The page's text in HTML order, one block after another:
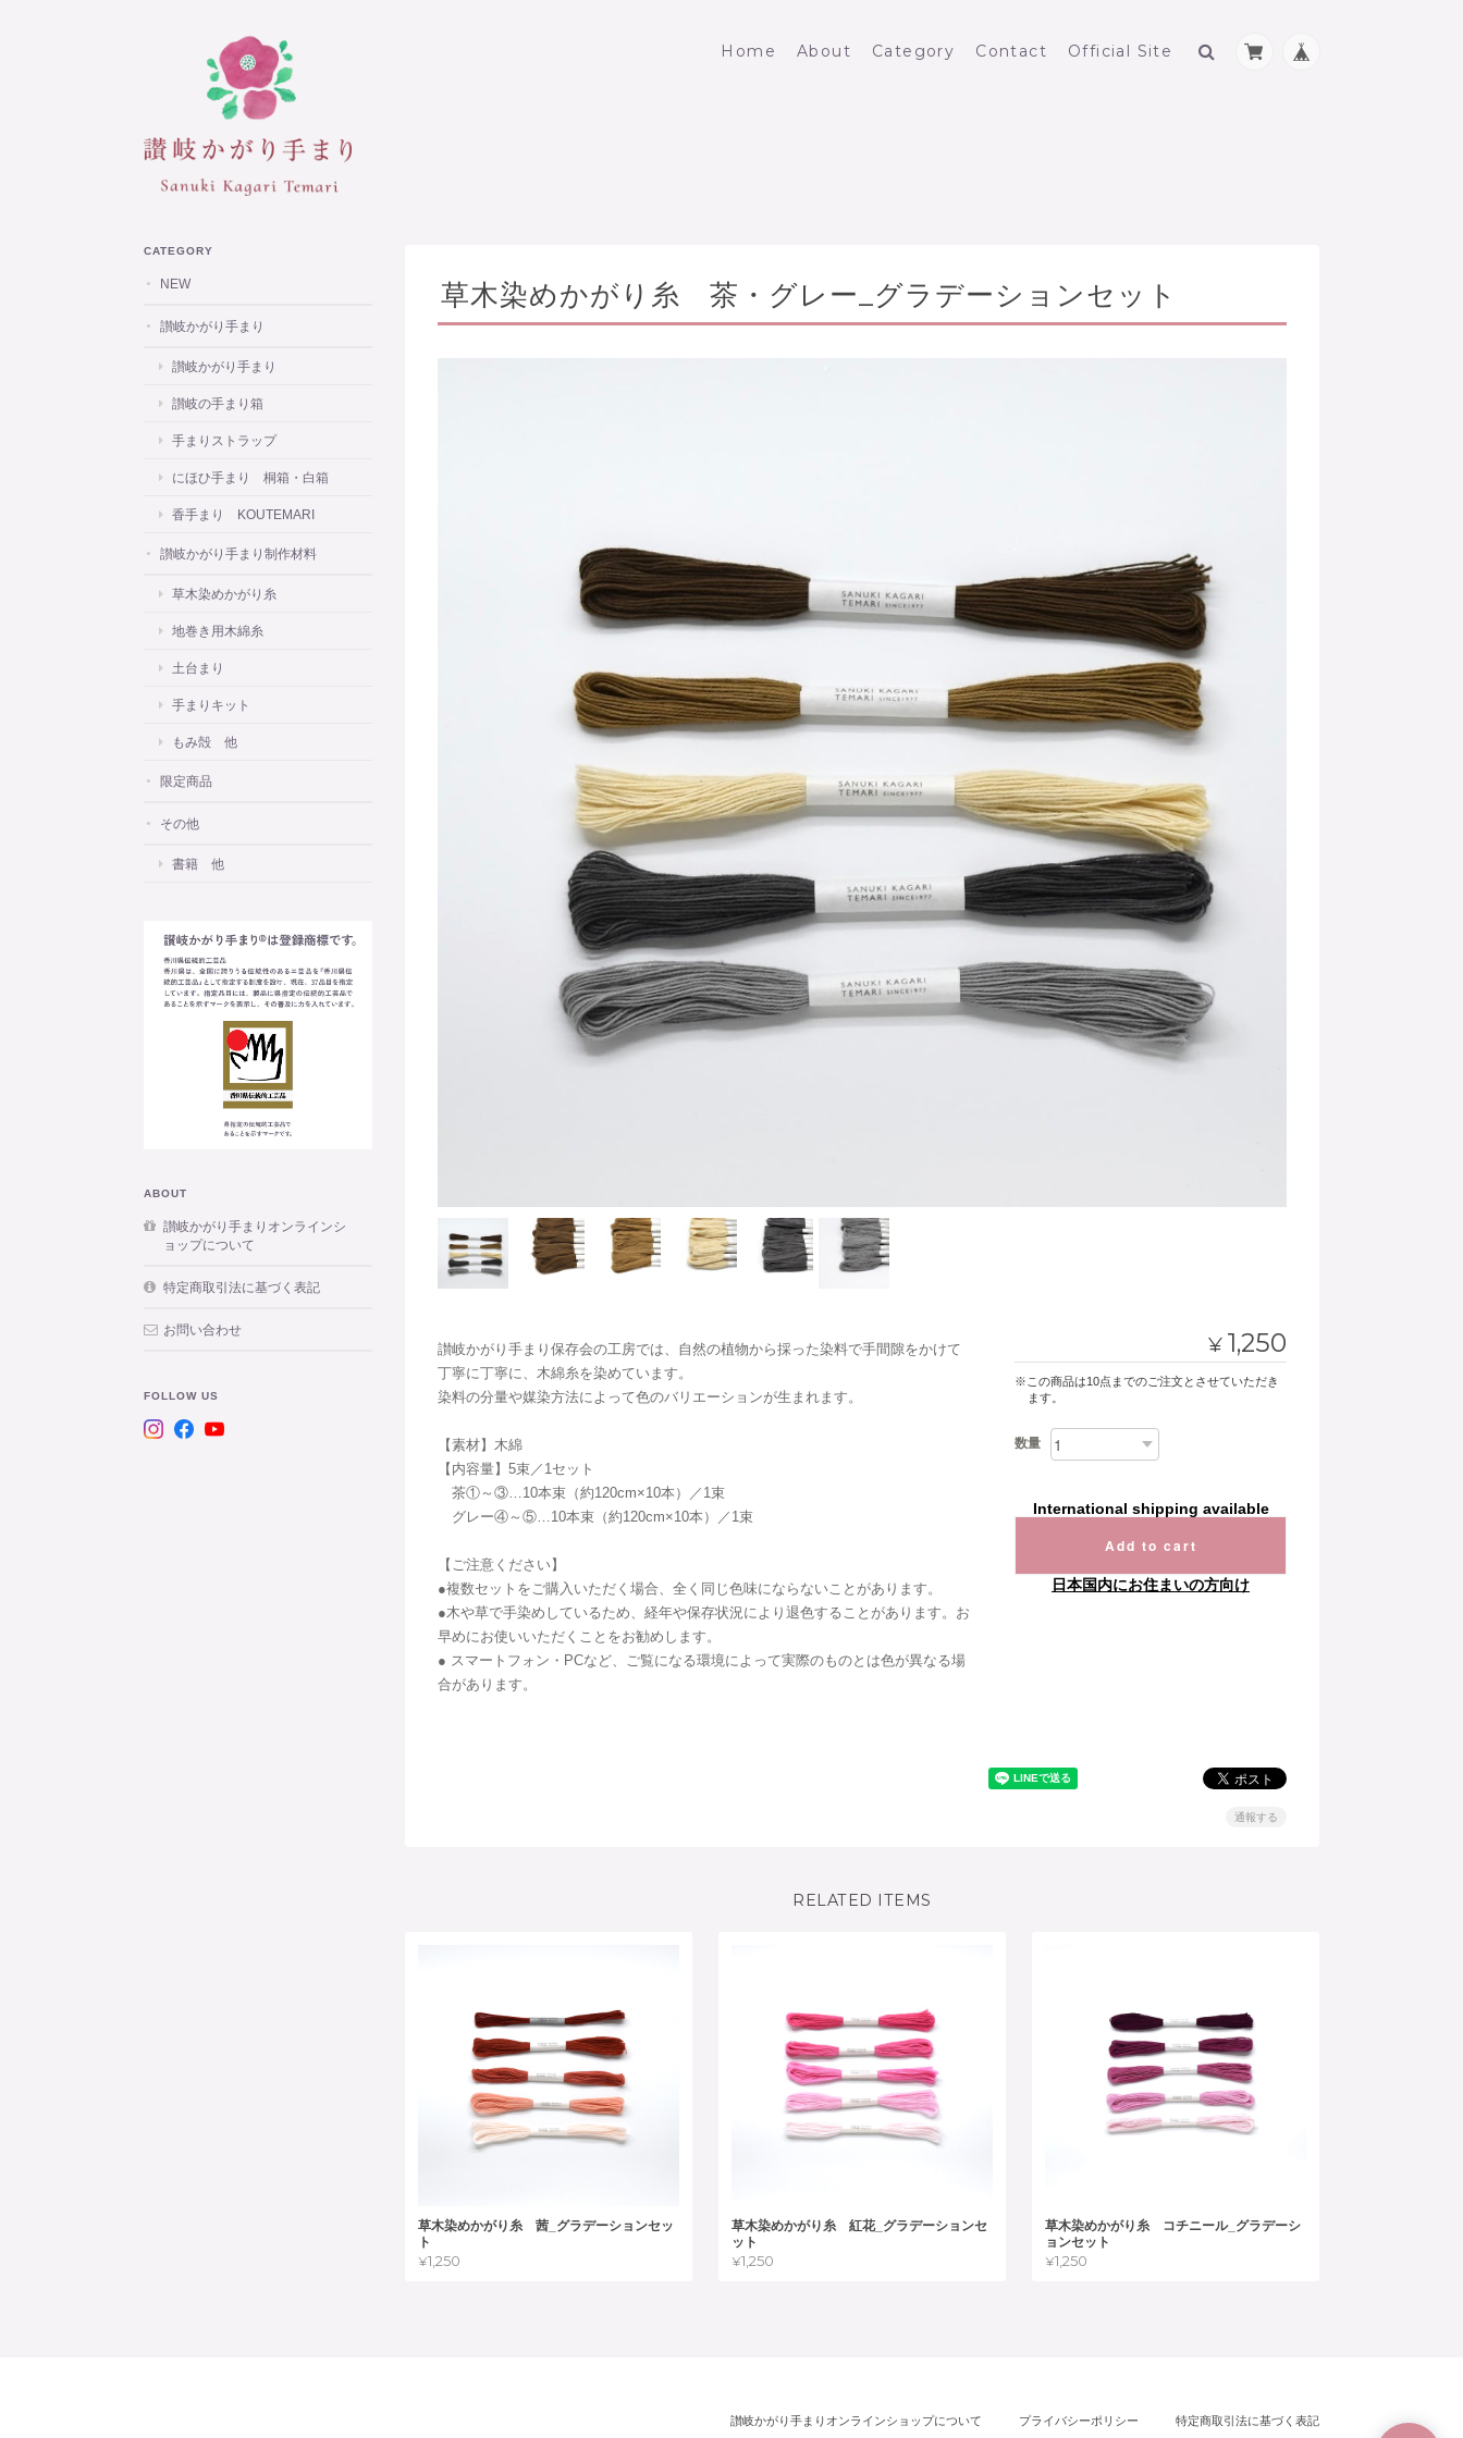
Home About Category Contact Official Site
草木染めかがり糸 茶・グレー_グラデーションセット
讃岐かがり手まり保存会の工房では、自然の植物から採った染料で手間隙をかけて
丁寧に丁寧に、木綿糸を染めています。
染料の分量や媒染方法によって色のバリエーションが生まれます。
【素材】木綿
【内容量】5束／1セット
茶①～③…10本束（約120cm×10本）／1束
グレー④～⑤…10本束（約120cm×10本）／1束
【ご注意ください】
●複数セットをご購入いただく場合、全く同じ色味にならないことがあります。
●木や草で手染めしているため、経年や保存状況により退色することがあります。お
早めにお使いいただくことをお勧めします。
● スマートフォン・PCなど、ご覧になる環境によって実際のものとは色が異なる場
合があります。
¥ 1,250
※この商品は10点までのご注文とさせていただき
ます。
数量
International shipping available
Add to cart
日本国内にお住まいの方向け
通報する
RELATED ITEMS
草木染めかがり糸 茜_グラデーションセッ
ト
¥1,250
草木染めかがり糸 紅花_グラデーションセ
ット
¥1,250
草木染めかがり糸 コチニール_グラデーシ
ョンセット
¥1,250
CATEGORY
NEW
讃岐かがり手まり
讃岐かがり手まり
讃岐の手まり箱
手まりストラップ
にほひ手まり 桐箱・白箱
香手まり KOUTEMARI
讃岐かがり手まり制作材料
草木染めかがり糸
地巻き用木綿糸
土台まり
手まりキット
もみ殻 他
限定商品
その他
書籍 他
ABOUT
讃岐かがり手まりオンラインシ
ョップについて
特定商取引法に基づく表記
お問い合わせ
FOLLOW US
讃岐かがり手まりオンラインショップについて プライバシーポリシー 特定商取引法に基づく表記